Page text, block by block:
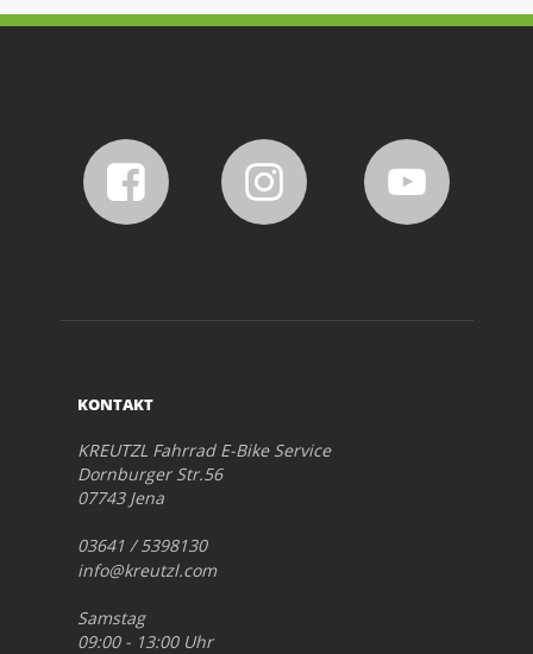
KONTAKT
KREUTZL Fahrrad E-Bike Service
Dornburger Str.56
07743 Jena
03641 / 5398130
info@kreutzl.com
Samstag
09:00 - 13:00 Uhr